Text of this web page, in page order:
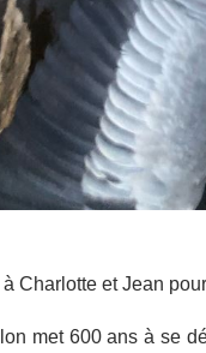
à Charlotte et Jean
met 600 ans à se